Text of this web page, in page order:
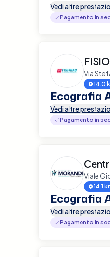
Vedi altre
Pagamento in
Via
14.0
Ecografia
Vedi altre
Pagamento in
Viale
14.1
Ecografia
Vedi altre
Pagamento in